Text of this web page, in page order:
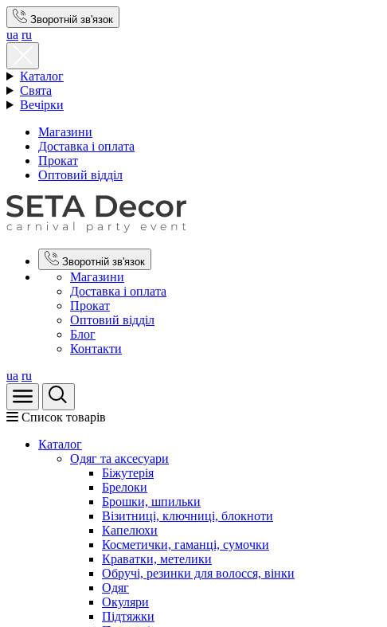
Зворотній зв'язок
ua ru
Каталог
Свята
Вечірки
Магазини
Доставка і оплата
Прокат
Оптовий відділ
Зворотній зв'язок
Магазини
Доставка і оплата
Прокат
Оптовий відділ
Блог
Контакти
ua ru
Список товарів
Каталог
Oдяг та аксесуари
Біжутерія
Брелоки
Брошки, шпильки
Візитниці, ключниці, блокноти
Капелюхи
Косметички, гаманці, сумочки
Краватки, метелики
Обручі, резинки для волосся, вінки
Одяг
Окуляри
Підтяжки